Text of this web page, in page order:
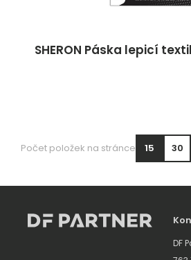
SHERON Páska lepicí
Počet položek na stránce 15 30
DF